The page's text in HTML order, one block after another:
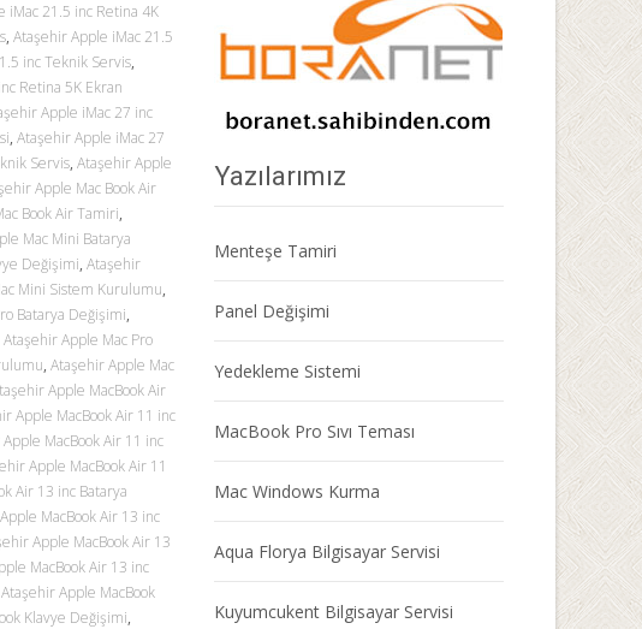
iMac 21.5 inc Retina 4K
, Ataşehir Apple iMac 21.5
inc Teknik Servis,
Retina 5K Ekran
Apple iMac 27 inc
, Ataşehir Apple iMac 27
Servis, Ataşehir Apple
Apple Mac Book Air
Book Air Tamiri,
Mac Mini Batarya
Değişimi, Ataşehir
Mini Sistem Kurulumu,
Batarya Değişimi,
Ataşehir Apple Mac Pro
, Ataşehir Apple Mac
Apple MacBook Air
Apple MacBook Air 11 inc
MacBook Air 11 inc
Apple MacBook Air 11
Air 13 inc Batarya
MacBook Air 13 inc
Apple MacBook Air 13
MacBook Air 13 inc
Ataşehir Apple MacBook
Klavye Değişimi,
Yazılarımız
Menteşe Tamiri
Panel Değişimi
Yedekleme Sistemi
MacBook Pro Sıvı Teması
Mac Windows Kurma
Aqua Florya Bilgisayar Servisi
Kuyumcukent Bilgisayar Servisi